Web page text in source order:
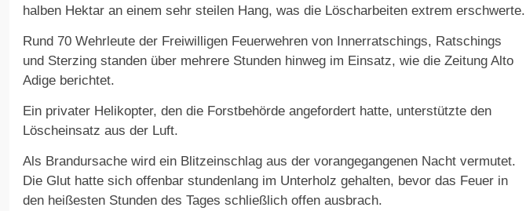
halben Hektar an einem sehr steilen Hang, was die Löscharbeiten extrem erschwerte.
Rund 70 Wehrleute der Freiwilligen Feuerwehren von Innerratschings, Ratschings
und Sterzing standen über mehrere Stunden hinweg im Einsatz, wie die Zeitung Alto
Adige berichtet.
Ein privater Helikopter, den die Forstbehörde angefordert hatte, unterstützte den
Löscheinsatz aus der Luft.
Als Brandursache wird ein Blitzeinschlag aus der vorangegangenen Nacht vermutet.
Die Glut hatte sich offenbar stundenlang im Unterholz gehalten, bevor das Feuer in
den heißesten Stunden des Tages schließlich offen ausbrach.